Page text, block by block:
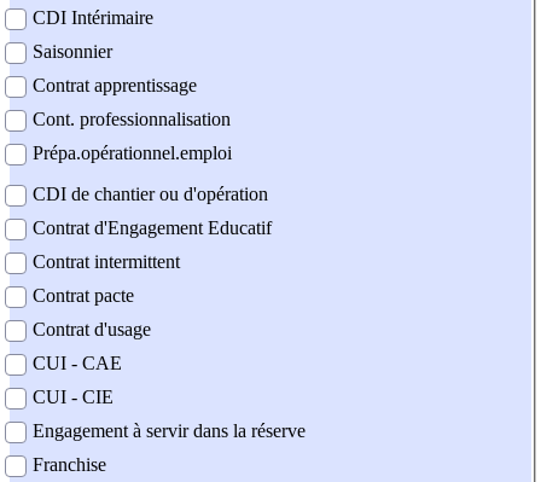
CDI Intérimaire
Saisonnier
Contrat apprentissage
Cont. professionnalisation
Prépa.opérationnel.emploi
CDI de chantier ou d'opération
Contrat d'Engagement Educatif
Contrat intermittent
Contrat pacte
Contrat d'usage
CUI - CAE
CUI - CIE
Engagement à servir dans la réserve
Franchise